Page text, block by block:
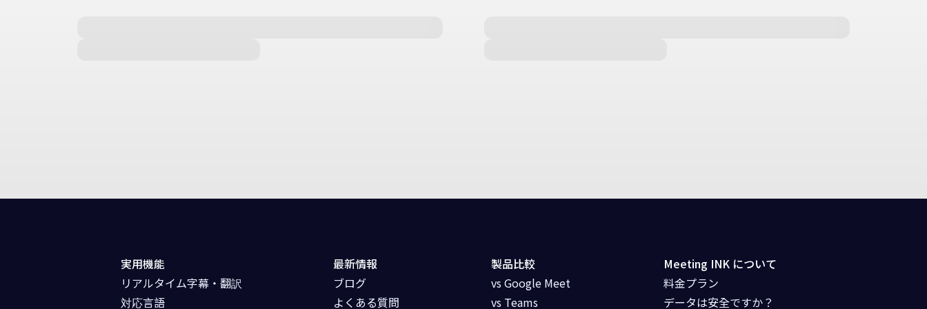
実用機能
リアルタイム字幕・翻訳
対応言語
最新情報
ブログ
よくある質問
製品比較
vs Google Meet
vs Teams
Meeting INK について
料金プラン
データは安全ですか？